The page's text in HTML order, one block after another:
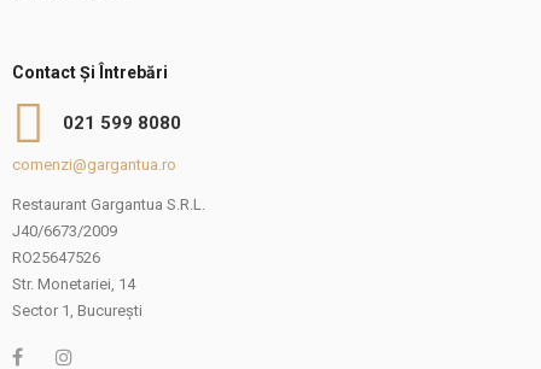
Contact Și Întrebări
021 599 8080
comenzi@gargantua.ro
Restaurant Gargantua S.R.L.
J40/6673/2009
RO25647526
Str. Monetariei, 14
Sector 1, București